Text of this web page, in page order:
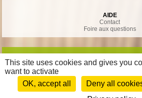
AIDE
Contact
Foire aux questions
This site uses cookies and gives you
want to activate
OK, accept all
Deny all